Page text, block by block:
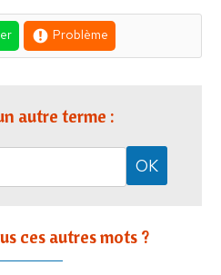
Problème
autre terme :
ces autres mots ?